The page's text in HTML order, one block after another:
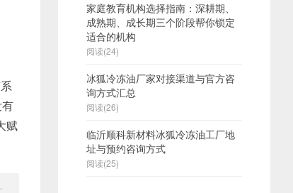
赋
家庭教育机构选择指南：深耕期、
成熟期、成长期三个阶段帮你锁定
适合的机构
阅读(24)
冰狐冷冻油厂家对接渠道与官方咨
询方式汇总
阅读(26)
临沂顺科新材料冰狐冷冻油工厂地
址与预约咨询方式
阅读(25)